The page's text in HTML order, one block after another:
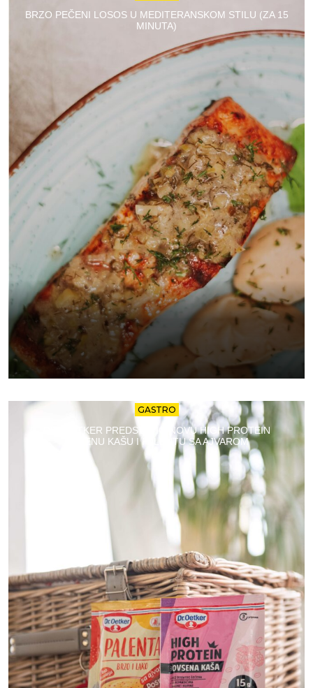
BRZO PEČENI LOSOS U MEDITERANSKOM STILU (ZA 15
MINUTA)
GASTRO
DR. OETKER PREDSTAVIO NOVU HIGH PROTEIN
OVSENU KAŠU I PALENTU SA AJVAROM